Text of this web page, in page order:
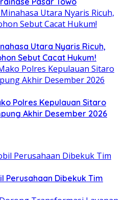
Utara Nyaris Ricuh,
Sebut Cacat Hukum!
Polres Kepulauan Sitaro
Akhir Desember 2026
Perusahaan Dibekuk Tim